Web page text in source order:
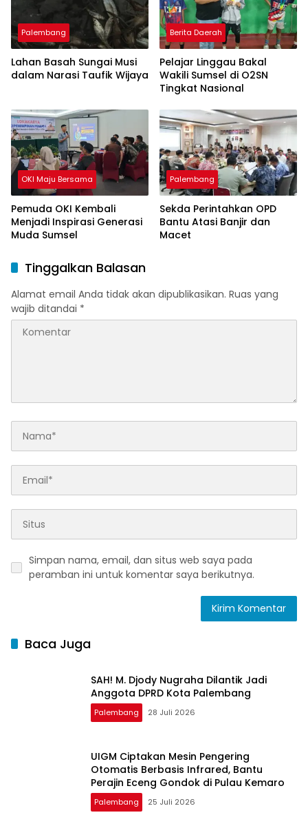
Palembang
Lahan Basah Sungai Musi
dalam Narasi Taufik Wijaya
Berita Daerah
Pelajar Linggau Bakal
Wakili Sumsel di O2SN
Tingkat Nasional
OKI Maju Bersama
Pemuda OKI Kembali
Menjadi Inspirasi Generasi
Muda Sumsel
Palembang
Sekda Perintahkan OPD
Bantu Atasi Banjir dan
Macet
Tinggalkan Balasan
Alamat email Anda tidak akan dipublikasikan. Ruas yang
wajib ditandai *
Simpan nama, email, dan situs web saya pada
peramban ini untuk komentar saya berikutnya.
Baca Juga
SAH! M. Djody Nugraha Dilantik Jadi
Anggota DPRD Kota Palembang
Palembang 28 Juli 2026
UIGM Ciptakan Mesin Pengering
Otomatis Berbasis Infrared, Bantu
Perajin Eceng Gondok di Pulau Kemaro
Palembang 25 Juli 2026